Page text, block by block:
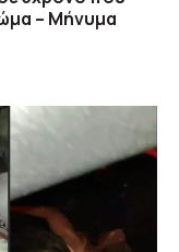
– Μήνυμα